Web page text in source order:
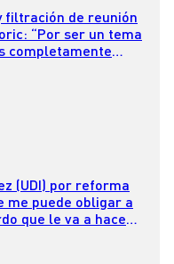
filtración de reunión
“Por ser un tema
completamente
(UDI) por reforma
me puede obligar a
que le va a hacer